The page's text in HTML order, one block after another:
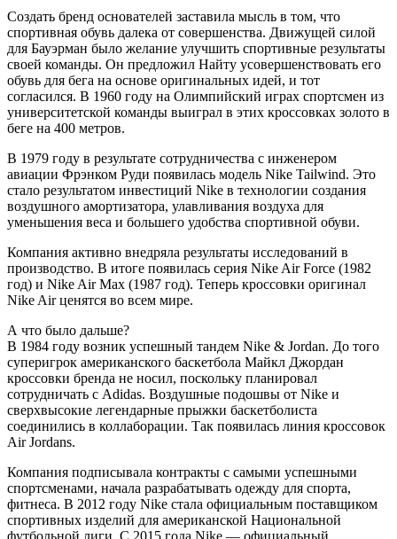
Создать бренд основателей заставила мысль в том, что
спортивная обувь далека от совершенства. Движущей силой
для Бауэрман было желание улучшить спортивные результаты
своей команды. Он предложил Найту усовершенствовать его
обувь для бега на основе оригинальных идей, и тот
согласился. В 1960 году на Олимпийский играх спортсмен из
университетской команды выиграл в этих кроссовках золото в
беге на 400 метров.
В 1979 году в результате сотрудничества с инженером
авиации Фрэнком Руди появилась модель Nike Tailwind. Это
стало результатом инвестиций Nike в технологии создания
воздушного амортизатора, улавливания воздуха для
уменьшения веса и большего удобства спортивной обуви.
Компания активно внедряла результаты исследований в
производство. В итоге появилась серия Nike Air Force (1982
год) и Nike Air Max (1987 год). Теперь кроссовки оригинал
Nike Air ценятся во всем мире.
А что было дальше?
В 1984 году возник успешный тандем Nike & Jordan. До того
суперигрок американского баскетбола Майкл Джордан
кроссовки бренда не носил, поскольку планировал
сотрудничать с Adidas. Воздушные подошвы от Nike и
сверхвысокие легендарные прыжки баскетболиста
соединились в коллаборации. Так появилась линия кроссовок
Air Jordans.
Компания подписывала контракты с самыми успешными
спортсменами, начала разрабатывать одежду для спорта,
фитнеса. В 2012 году Nike стала официальным поставщиком
спортивных изделий для американской Национальной
футбольной лиги. С 2015 года Nike — официальный